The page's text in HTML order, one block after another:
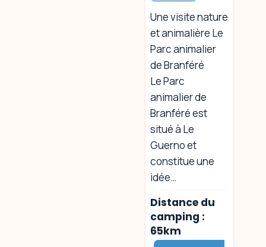
Une visite nature
et animalière Le
Parc animalier
de Branféré
Le Parc
animalier de
Branféré est
situé à Le
Guerno et
constitue une
idée…
Distance du
camping :
65km